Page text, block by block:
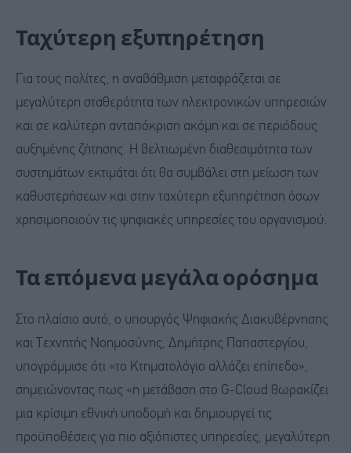
Ταχύτερη εξυπηρέτηση
Για τους πολίτες, η αναβάθμιση μεταφράζεται σε
μεγαλύτερη σταθερότητα των ηλεκτρονικών υπηρεσιών
και σε καλύτερη ανταπόκριση ακόμη και σε περιόδους
αυξημένης ζήτησης. Η βελτιωμένη διαθεσιμότητα των
συστημάτων εκτιμάται ότι θα συμβάλει στη μείωση των
καθυστερήσεων και στην ταχύτερη εξυπηρέτηση όσων
χρησιμοποιούν τις ψηφιακές υπηρεσίες του οργανισμού.
Τα επόμενα μεγάλα ορόσημα
Στο πλαίσιο αυτό, ο υπουργός Ψηφιακής Διακυβέρνησης
και Τεχνητής Νοημοσύνης, Δημήτρης Παπαστεργίου,
υπογράμμισε ότι «το Κτηματολόγιο αλλάζει επίπεδο»,
σημειώνοντας πως «η μετάβαση στο G-Cloud θωρακίζει
μια κρίσιμη εθνική υποδομή και δημιουργεί τις
προϋποθέσεις για πιο αξιόπιστες υπηρεσίες, μεγαλύτερη